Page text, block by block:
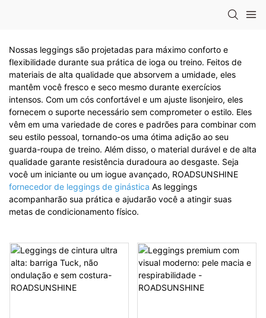
Nossas leggings são projetadas para máximo conforto e
flexibilidade durante sua prática de ioga ou treino. Feitos de
materiais de alta qualidade que absorvem a umidade, eles
mantêm você fresco e seco mesmo durante exercícios
intensos. Com um cós confortável e um ajuste lisonjeiro, eles
fornecem o suporte necessário sem comprometer o estilo. Eles
vêm em uma variedade de cores e padrões para combinar com
seu estilo pessoal, tornando-os uma ótima adição ao seu
guarda-roupa de treino. Além disso, o material durável e de alta
qualidade garante resistência duradoura ao desgaste. Seja
você um iniciante ou um iogue avançado, ROADSUNSHINE
fornecedor de leggings de ginástica As leggings
acompanharão sua prática e ajudarão você a atingir suas
metas de condicionamento físico.